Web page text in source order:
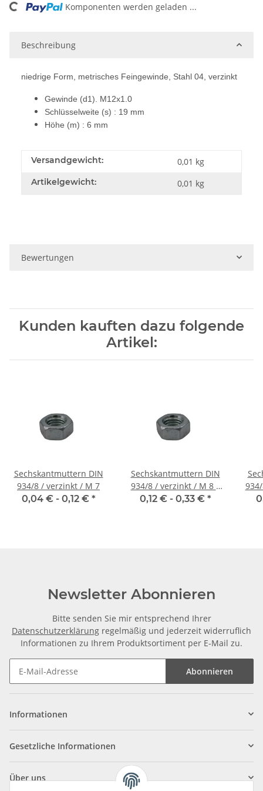
Komponenten werden geladen ...
Beschreibung
niedrige Form, metrisches Feingewinde, Stahl 04, verzinkt
Gewinde (d1). M12x1.0
Schlüsselweite (s) : 19 mm
Höhe (m) : 6 mm
Versandgewicht: 0,01 kg
Artikelgewicht: 0,01 kg
Bewertungen
Kunden kauften dazu folgende
Artikel:
Sechskantmuttern DIN
934/8 / verzinkt / M 7
0,04 € - 0,12 € *
Sechskantmuttern DIN
934/8 / verzinkt / M 8 x
1.00
0,12 € - 0,33 € *
Newsletter Abonnieren
Bitte senden Sie mir entsprechend Ihrer
Datenschutzerklärung regelmäßig und jederzeit widerruflich
Informationen zu Ihrem Produktsortiment per E-Mail zu.
Abonnieren
Informationen
Gesetzliche Informationen
Über uns